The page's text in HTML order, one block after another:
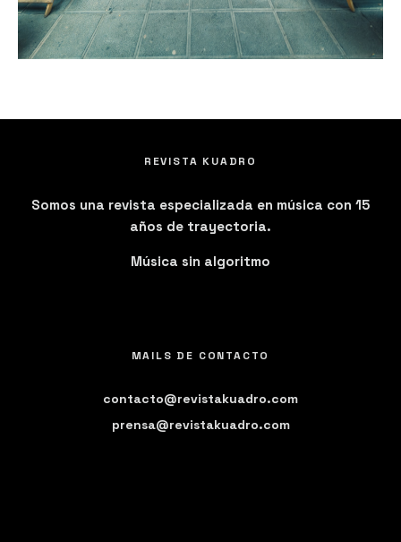
REVISTA KUADRO
Somos una revista especializada en música con 15
años de trayectoria.
Música sin algoritmo
MAILS DE CONTACTO
contacto@revistakuadro.com
prensa@revistakuadro.com